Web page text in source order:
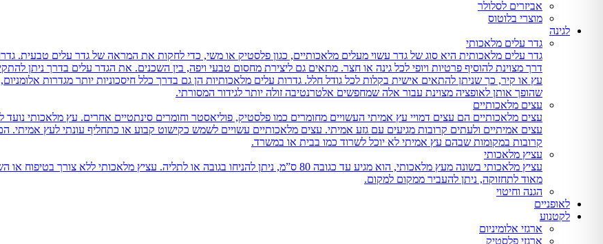
אביזרים לסלולר
מוצרי בלוטוס
לגינה
גדר עלים מלאכותי
גדר עלים מלאכותית היא סוג של גדר עשוי מעלים מלאכותיים, כגון פלסטיק או משי, כדי לחקות את המראה של גדר עלים טבעית.
דרך מצוינת להוסיף פרטיות ויופי לכל גינה או חצר. מתאים גם ליצירת מחסום טבעי ויפה, בין השכנים. את הגדר עלים בדרך ניתן
עץ או קיר, כך שניתן להתאים אישית בקלות לכל גודל חלל. גדרות עלים מלאכותיות הן גם בדרך כלל חיסכוניות יותר מגדרות
שהופך אותן לאופציה מצוינת עבור אלה שמחפשים אלטרנטיבה זולה יותר לגידור המסורתי.
עצים מלאכותיים
עצים מלאכותיים הם עצים דמויי עץ אמיתי העשויים מחומרים כמו פלסטיק, פוליאסטר וחומרים סינתטיים אחרים. עץ מלאכותי נועד
עצים אמיתיים ולעתים קרובות מגיעים עם גזע אמיתי. עצים מלאכותיים עשויים לשמש כקישוט קבוע או כתחליף עונתי לעץ
קרובות במקומות שבהם עץ אמיתי לא יוכל לשרוד כמו בבית או במשרד.
עציץ מלאכותי
עציץ מלאכותי בשונה מעץ מלאכותי, הוא מגיע עד כגובה 80 ס”מ, ניתן להניחו בגובה או לתליה. עציץ מלאכותי ללא
מאוד לתחזוקה, ניתן להעביר ממקום למקום.
הגנה וחיטוי
לאופניים
לקטנוע
ארגזי אלומיניום
ארגזי פלסטיק